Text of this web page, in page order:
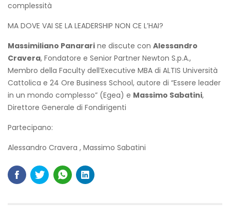
complessità
MA DOVE VAI SE LA LEADERSHIP NON CE L’HAI?
Massimiliano Panarari ne discute con Alessandro
Cravera, Fondatore e Senior Partner Newton S.p.A.,
Membro della Faculty dell’Executive MBA di ALTIS Università
Cattolica e 24 Ore Business School, autore di “Essere leader
in un mondo complesso” (Egea) e Massimo Sabatini,
Direttore Generale di Fondirigenti
Partecipano:
Alessandro Cravera , Massimo Sabatini